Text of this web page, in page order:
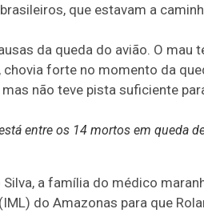
que estavam a
da queda do avião. O
chovia forte no momento da
não teve pista suficiente
entre os 14 mortos em queda
a família do médico
do Amazonas para que